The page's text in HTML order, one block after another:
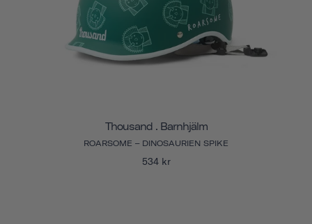
Thousand . Barnhjälm
ROARSOME – DINOSAURIEN SPIKE
534 kr